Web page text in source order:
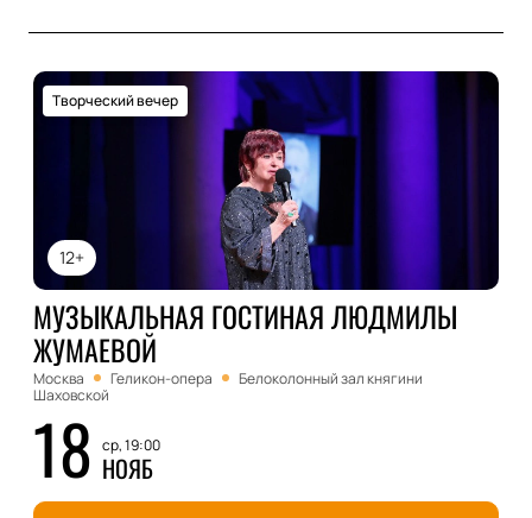
12+
Творческий вечер
МУЗЫКАЛЬНАЯ ГОСТИНАЯ ЛЮДМИЛЫ
ЖУМАЕВОЙ
Москва Геликон-опера
Белоколонный зал княгини
Шаховской
18 ср, 19:00
НОЯБ